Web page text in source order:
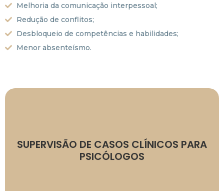
Melhoria da comunicação interpessoal;
Redução de conflitos;
Desbloqueio de competências e habilidades;
Menor absenteísmo.
SUPERVISÃO DE CASOS CLÍNICOS PARA
PSICÓLOGOS
Formato: on-line ou presencial.
Consultar valores.